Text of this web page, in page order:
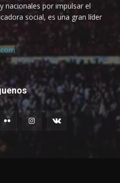
nacionales por impulsar el
social, es una gran líder